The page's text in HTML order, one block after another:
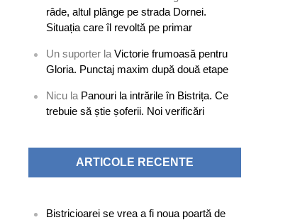
râde, altul plânge pe strada Dornei.
Situația care îl revoltă pe primar
Un suporter laVictorie frumoasă pentru
Gloria. Punctaj maxim după două etape
Nicu la Panouri la intrările în Bistrița. Ce
trebuie să știe șoferii. Noi verificări
ARTICOLE RECENTE
Bistricioarei se vrea a fi noua poartă de